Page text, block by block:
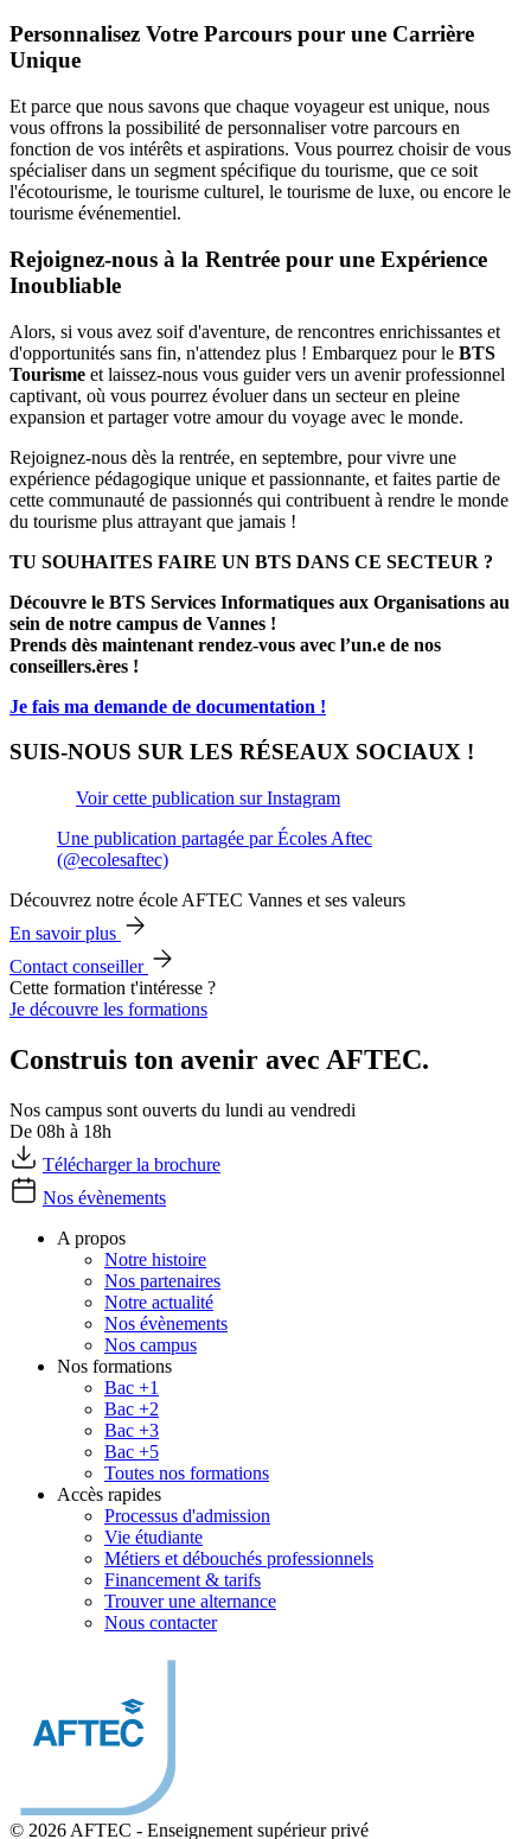
Personnalisez Votre Parcours pour une Carrière
Unique
Et parce que nous savons que chaque voyageur est unique, nous
vous offrons la possibilité de personnaliser votre parcours en
fonction de vos intérêts et aspirations. Vous pourrez choisir de vous
spécialiser dans un segment spécifique du tourisme, que ce soit
l'écotourisme, le tourisme culturel, le tourisme de luxe, ou encore le
tourisme événementiel.
Rejoignez-nous à la Rentrée pour une Expérience
Inoubliable
Alors, si vous avez soif d'aventure, de rencontres enrichissantes et
d'opportunités sans fin, n'attendez plus ! Embarquez pour le BTS
Tourisme et laissez-nous vous guider vers un avenir professionnel
captivant, où vous pourrez évoluer dans un secteur en pleine
expansion et partager votre amour du voyage avec le monde.
Rejoignez-nous dès la rentrée, en septembre, pour vivre une
expérience pédagogique unique et passionnante, et faites partie de
cette communauté de passionnés qui contribuent à rendre le monde
du tourisme plus attrayant que jamais !
TU SOUHAITES FAIRE UN BTS DANS CE SECTEUR ?
Découvre le BTS Services Informatiques aux Organisations au
sein de notre campus de Vannes !
Prends dès maintenant rendez-vous avec l’un.e de nos
conseillers.ères !
Je fais ma demande de documentation !
SUIS-NOUS SUR LES RÉSEAUX SOCIAUX !
Voir cette publication sur Instagram
Une publication partagée par Écoles Aftec
(@ecolesaftec)
Découvrez notre école AFTEC Vannes et ses valeurs
En savoir plus
Contact conseiller
Cette formation t'intéresse ?
Je découvre les formations
Construis ton avenir avec AFTEC.
Nos campus sont ouverts du lundi au vendredi
De 08h à 18h
Télécharger la brochure
Nos évènements
A propos
Notre histoire
Nos partenaires
Notre actualité
Nos évènements
Nos campus
Nos formations
Bac +1
Bac +2
Bac +3
Bac +5
Toutes nos formations
Accès rapides
Processus d'admission
Vie étudiante
Métiers et débouchés professionnels
Financement & tarifs
Trouver une alternance
Nous contacter
© 2026 AFTEC - Enseignement supérieur privé